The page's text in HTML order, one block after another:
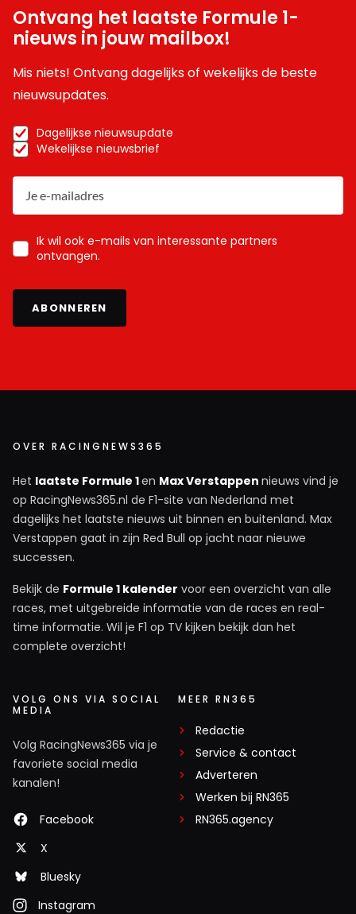
Ontvang het laatste Formule 1-
nieuws in jouw mailbox!
Mis niets! Ontvang dagelijks of wekelijks de beste
nieuwsupdates.
Dagelijkse nieuwsupdate
Wekelijkse nieuwsbrief
Ik wil ook e-mails van interessante partners
ontvangen.
ABONNEREN
OVER RACINGNEWS365
Het laatste Formule 1en Max Verstappen nieuws vind je
op RacingNews365.nl de F1-site van Nederland met
dagelijks het laatste nieuws uit binnen en buitenland. Max
Verstappen gaat in zijn Red Bull op jacht naar nieuwe
successen.
Bekijk de Formule 1 kalender voor een overzicht van alle
races, met uitgebreide informatie van de races en real-
time informatie. Wil je F1 op TV kijken bekijk dan het
complete overzicht!
VOLG ONS VIA SOCIAL
MEDIA
Volg RacingNews365 via je
favoriete social media
kanalen!
Facebook
X
Bluesky
Instagram
MEER RN365
Redactie
Service & contact
Adverteren
Werken bij RN365
RN365.agency